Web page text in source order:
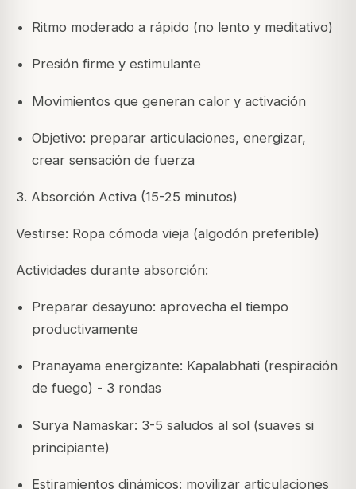
Ritmo moderado a rápido (no lento y meditativo)
Presión firme y estimulante
Movimientos que generan calor y activación
Objetivo: preparar articulaciones, energizar,
crear sensación de fuerza
3. Absorción Activa (15-25 minutos)
Vestirse: Ropa cómoda vieja (algodón preferible)
Actividades durante absorción:
Preparar desayuno: aprovecha el tiempo
productivamente
Pranayama energizante: Kapalabhati (respiración
de fuego) - 3 rondas
Surya Namaskar: 3-5 saludos al sol (suaves si
principiante)
Estiramientos dinámicos: movilizar articulaciones